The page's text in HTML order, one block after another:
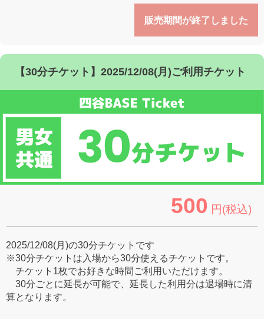
販売期間が終了しました
【30分チケット】2025/12/08(月)ご利用チケット
500 円(税込)
2025/12/08(月)の30分チケットです
※30分チケットは入場から30分使えるチケットです。
チケット1枚でお好きな時間ご利用いただけます。
30分ごとに延長が可能で、延長した利用分は退場時に清
算となります。